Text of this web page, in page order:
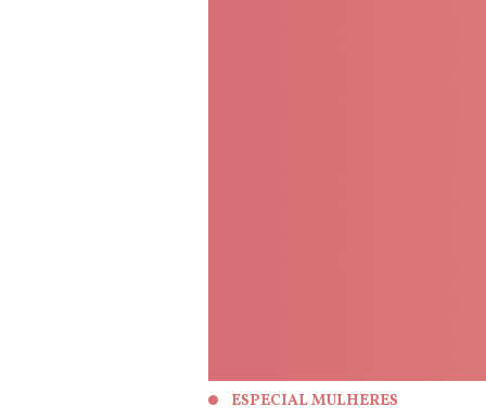
ESPECIAL MULHERES